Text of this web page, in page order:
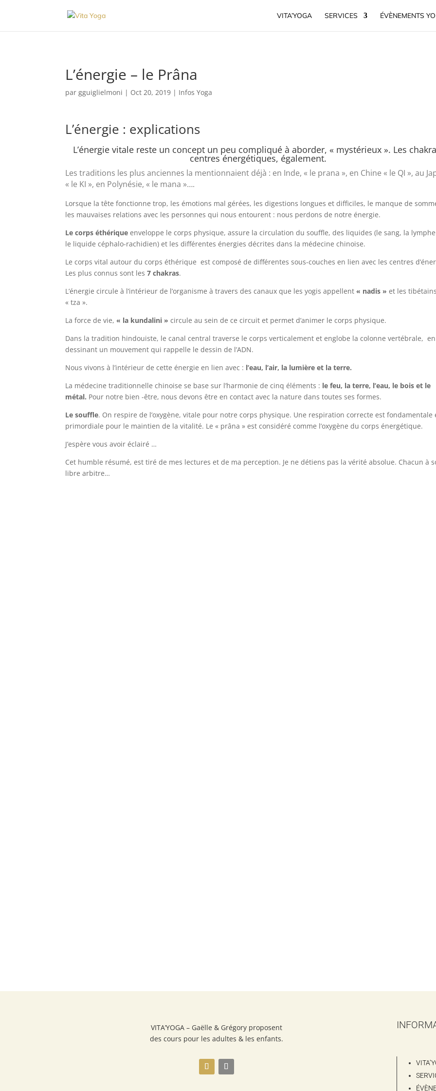
VITA’YOGA SERVICES ÉVÈNEMENTS
L’énergie – le Prâna
pargguiglielmoni | Oct 20, 2019 | Infos Yoga
L’énergie : explications
L’énergie vitale reste un concept un peu compliqué à aborder, « mystérieux ». Les
centres énergétiques, également.
Les traditions les plus anciennes la mentionnaient déjà : en Inde, « le prana », en Chine « le QI », au
« le KI », en Polynésie, « le mana »….
Lorsque la tête fonctionne trop, les émotions mal gérées, les digestions longues et difficiles, le manque de
les mauvaises relations avec les personnes qui nous entourent : nous perdons de notre énergie.
Le corps éthérique enveloppe le corps physique, assure la circulation du souffle, des liquides (le sang, la
le liquide céphalo-rachidien) et les différentes énergies décrites dans la médecine chinoise.
Le corps vital autour du corps éthérique est composé de différentes sous-couches en lien avec les centres
Les plus connus sont les7 chakras.
L’énergie circule à l’intérieur de l’organisme à travers des canaux que les yogis appellent « nadis » et les
« tza ».
La force de vie, « la kundalini » circule au sein de ce circuit et permet d’animer le corps physique.
Dans la tradition hindouiste, le canal central traverse le corps verticalement et englobe la colonne vertébrale, en
dessinant un mouvement qui rappelle le dessin de l’ADN.
Nous vivons à l’intérieur de cette énergie en lien avec : l’eau, l’air, la lumière et la terre.
La médecine traditionnelle chinoise se base sur l’harmonie de cinq éléments : le feu, la terre, l’eau, le bois et le
métal. Pour notre bien -être, nous devons être en contact avec la nature dans toutes ses formes.
Le souffle. On respire de l’oxygène, vitale pour notre corps physique. Une respiration correcte est fondamentale
primordiale pour le maintien de la vitalité. Le « prâna » est considéré comme l’oxygène du corps énergétique.
J’espère vous avoir éclairé …
Cet humble résumé, est tiré de mes lectures et de ma perception. Je ne détiens pas la vérité absolue. Chacun à
libre arbitre…
VITA’YOGA – Gaëlle & Grégory proposent
des cours pour les adultes & les enfants.